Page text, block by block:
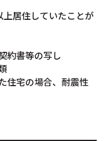
上居住していたことが
約書等の写し
住宅の場合、耐震性